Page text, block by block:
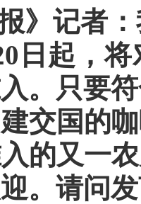
报》记者
日起，
。只要
交国的
的又一
。请问